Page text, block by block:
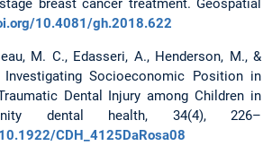
10.4081/gh.2018.622
M. C., Edasseri, A., Henderson, M., &
Socioeconomic Position in
Dental Injury among Children in
dental health, 34(4), 226–
CDH_4125DaRosa08